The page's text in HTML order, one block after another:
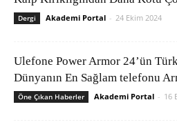
Dergi Akademi Portal - 24 Ekim 2024
Ulefone Power Armor 24’ün
Dünyanın En Sağlam telefonu
Öne Çıkan Haberler Akademi Portal - 16